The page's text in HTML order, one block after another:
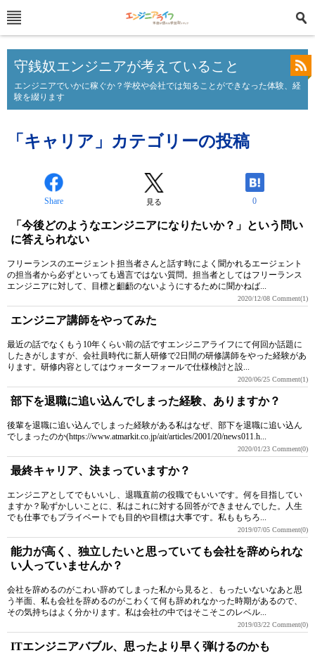
守銭奴エンジニアが考えていること
エンジニアでいかに稼ぐか？学校や会社では知ることができなった体験、経
験を綴ります
「キャリア」カテゴリーの投稿
Share 見る 0
「今後どのようなエンジニアになりたいか？」という問い
に答えられない
フリーランスのエージェント担当者さんと話す時によく聞かれるエージェント
の担当者から必ずといっても過言ではない質問。担当者としてはフリーランス
エンジニアに対して、目標と齟齬のないようにするために聞かねば...
2020/12/08 Comment(1)
エンジニア講師をやってみた
最近の話でなくもう10年くらい前の話ですエンジニアライフにて何回か話題に
したきがしますが、会社員時代に新人研修で2日間の研修講師をやった経験があ
ります。研修内容としてはウォーターフォールで仕様検討と設...
2020/06/25 Comment(1)
部下を退職に追い込んでしまった経験、ありますか？
後輩を退職に追い込んでしまった経験がある私はなぜ、部下を退職に追い込ん
でしまったのか(https://www.atmarkit.co.jp/ait/articles/2001/20/news011.h...
2020/01/23 Comment(0)
最終キャリア、決まっていますか？
エンジニアとしてでもいいし、退職直前の役職でもいいです。何を目指してい
ますか？恥ずかしいことに、私はこれに対する回答ができませんでした。人生
でも仕事でもプライベートでも目的や目標は大事です。私ももちろ...
2019/07/05 Comment(0)
能力が高く、独立したいと思っていても会社を辞められな
い人っていませんか？
会社を辞めるのがこわい辞めてしまった私から見ると、もったいないなあと思
う半面、私も会社を辞めるのがこわくて何も辞めれなかった時期があるので、
その気持ちはよく分かります。私は会社の中ではそこそこのレベル...
2019/03/22 Comment(0)
ITエンジニアバブル、思ったより早く弾けるのかも